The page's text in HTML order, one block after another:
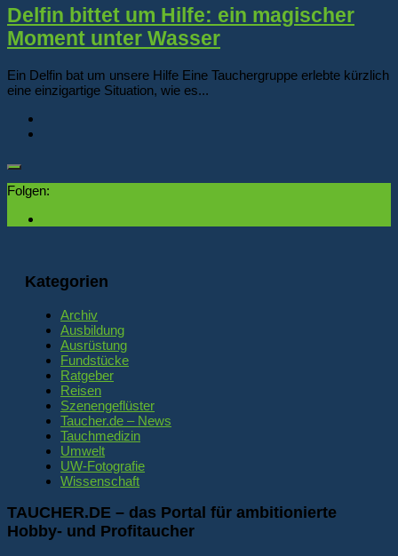
Delfin bittet um Hilfe: ein magischer
Moment unter Wasser
Ein Delfin bat um unsere Hilfe Eine Tauchergruppe erlebte kürzlich
eine einzigartige Situation, wie es...
Folgen:
Kategorien
Archiv
Ausbildung
Ausrüstung
Fundstücke
Ratgeber
Reisen
Szenengeflüster
Taucher.de – News
Tauchmedizin
Umwelt
UW-Fotografie
Wissenschaft
TAUCHER.DE – das Portal für ambitionierte
Hobby- und Profitaucher